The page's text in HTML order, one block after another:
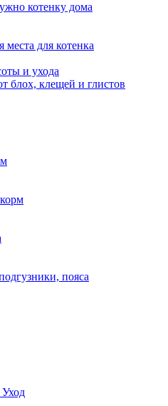
котенку дома
места для котенка
и ухода
блох, клещей и глистов
пояса